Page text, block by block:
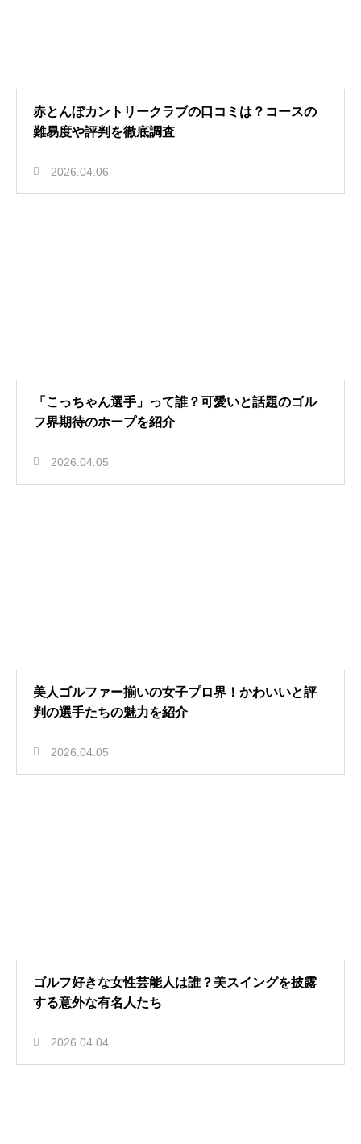
赤とんぼカントリークラブの口コミは？コースの
難易度や評判を徹底調査
2026.04.06
「こっちゃん選手」って誰？可愛いと話題のゴル
フ界期待のホープを紹介
2026.04.05
美人ゴルファー揃いの女子プロ界！かわいいと評
判の選手たちの魅力を紹介
2026.04.05
ゴルフ好きな女性芸能人は誰？美スイングを披露
する意外な有名人たち
2026.04.04